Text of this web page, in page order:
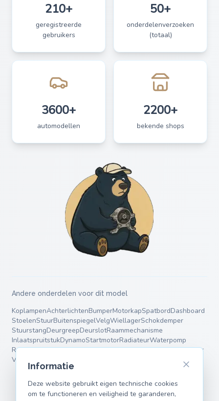
210+
geregistreerde
gebruikers
50+
onderdelenverzoeken
(totaal)
3600+
automodellen
2200+
bekende shops
Andere onderdelen voor dit model
KoplampenAchterlichtenBumperMotorkapSpatbordDashboard
StoelenStuurBuitenspiegelVelgWiellagerSchokdemper
StuurstangDeurgreepDeurslotRaammechanisme
InlaatspruitstukDynamoStartmotorRadiateurWaterpomp
RemschijvenRemblokkenRemklauwEinddemperMiddendemper
Veren
Informatie
Deze website gebruikt eigen technische cookies
om te functioneren en veiligheid te garanderen,